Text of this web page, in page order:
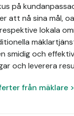
på
att nå sina mål,
lokala
smidig och
och leverera
från mäklare